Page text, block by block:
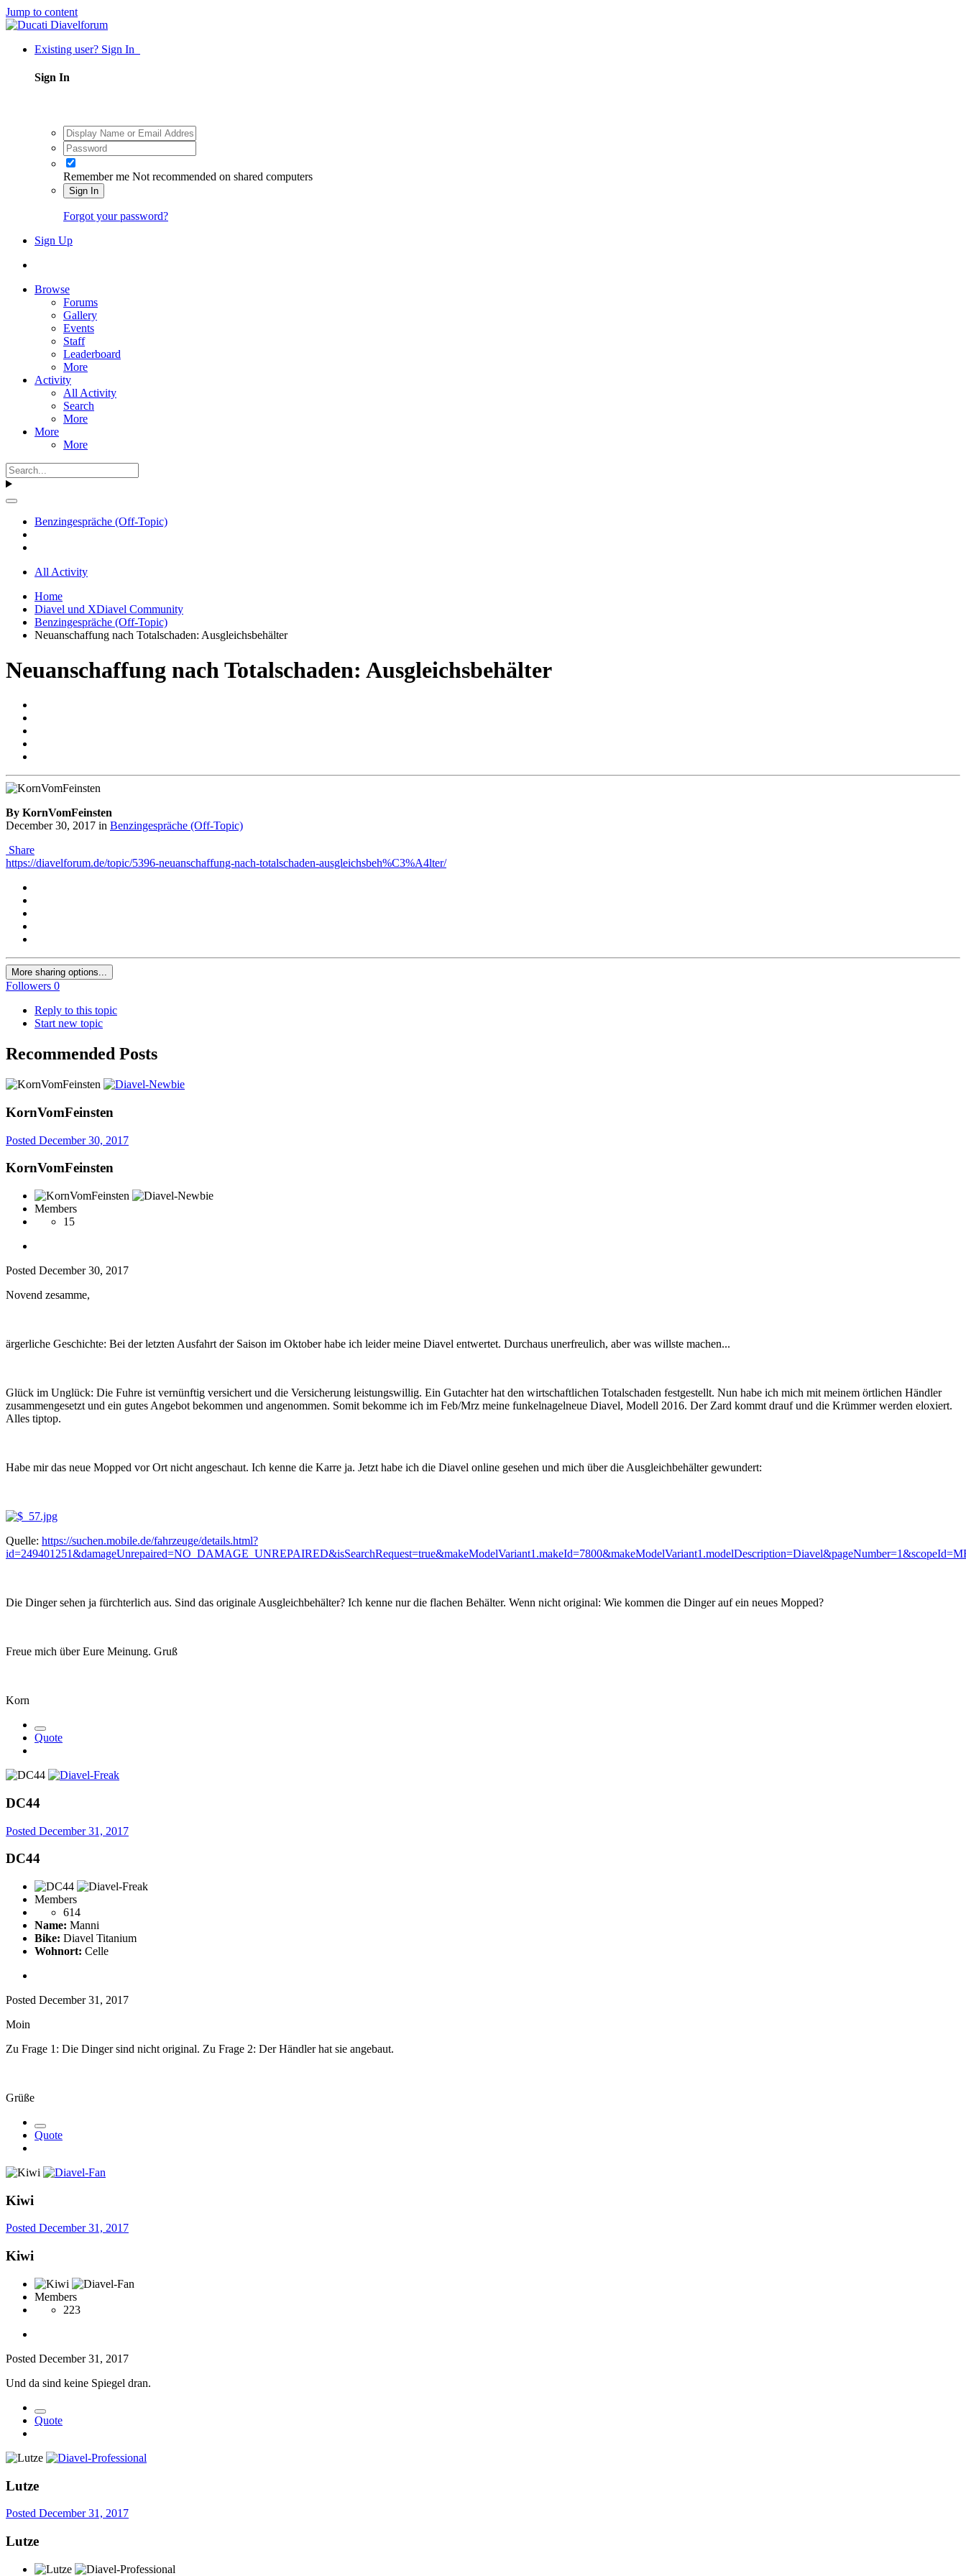
Jump to content
Existing user? Sign In
Sign In
Remember me Not recommended on shared computers
Sign In
Forgot your password?
Sign Up
Browse
Forums
Gallery
Events
Staff
Leaderboard
More
Activity
All Activity
Search
More
More
More
Benzingespräche (Off-Topic)
All Activity
Home
Diavel und XDiavel Community
Benzingespräche (Off-Topic)
Neuanschaffung nach Totalschaden: Ausgleichsbehälter
Neuanschaffung nach Totalschaden: Ausgleichsbehälter
By KornVomFeinsten
December 30, 2017 in Benzingespräche (Off-Topic)
Share
https://diavelforum.de/topic/5396-neuanschaffung-nach-totalschaden-ausgleichsbeh%C3%A4lter/
More sharing options...
Followers 0
Reply to this topic
Start new topic
Recommended Posts
KornVomFeinsten
Posted December 30, 2017
KornVomFeinsten
Members
15
Posted December 30, 2017
Novend zesamme,
ärgerliche Geschichte: Bei der letzten Ausfahrt der Saison im Oktober habe ich leider meine Diavel entwertet. Durchaus unerfreulich, aber was willste machen...
Glück im Unglück: Die Fuhre ist vernünftig versichert und die Versicherung leistungswillig. Ein Gutachter hat den wirtschaftlichen Totalschaden festgestellt. Nun habe ich mich mit meinem örtlichen Händler
zusammengesetzt und ein gutes Angebot bekommen und angenommen. Somit bekomme ich im Feb/Mrz meine funkelnagelneue Diavel, Modell 2016. Der Zard kommt drauf und die Krümmer werden eloxiert.
Alles tiptop.
Habe mir das neue Mopped vor Ort nicht angeschaut. Ich kenne die Karre ja. Jetzt habe ich die Diavel online gesehen und mich über die Ausgleichbehälter gewundert:
Quelle: https://suchen.mobile.de/fahrzeuge/details.html?
Die Dinger sehen ja fürchterlich aus. Sind das originale Ausgleichbehälter? Ich kenne nur die flachen Behälter. Wenn nicht original: Wie kommen die Dinger auf ein neues Mopped?
Freue mich über Eure Meinung. Gruß
Korn
Quote
DC44
Posted December 31, 2017
DC44
Members
614
Name: Manni
Bike: Diavel Titanium
Wohnort: Celle
Posted December 31, 2017
Moin
Zu Frage 1: Die Dinger sind nicht original. Zu Frage 2: Der Händler hat sie angebaut.
Grüße
Quote
Kiwi
Posted December 31, 2017
Kiwi
Members
223
Posted December 31, 2017
Und da sind keine Spiegel dran.
Quote
Lutze
Posted December 31, 2017
Lutze